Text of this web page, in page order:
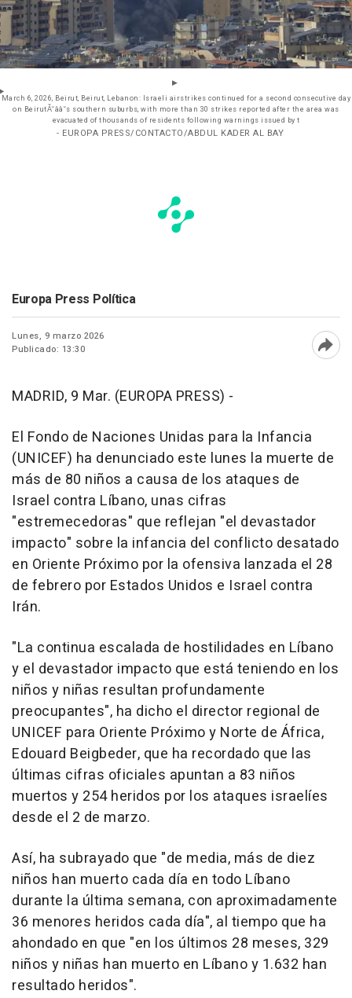
March 6, 2026, Beirut, Beirut, Lebanon: Israeli airstrikes continued for a second consecutive day
on BeirutĂ˘ââ˘s southern suburbs, with more than 30 strikes reported after the area was
evacuated of thousands of residents following warnings issued by t
- EUROPA PRESS/CONTACTO/ABDUL KADER AL BAY
Europa Press Política
Lunes, 9 marzo 2026
Publicado: 13:30
MADRID, 9 Mar. (EUROPA PRESS) -
El Fondo de Naciones Unidas para la Infancia
(UNICEF) ha denunciado este lunes la muerte de
más de 80 niños a causa de los ataques de
Israel contra Líbano, unas cifras
"estremecedoras" que reflejan "el devastador
impacto" sobre la infancia del conflicto desatado
en Oriente Próximo por la ofensiva lanzada el 28
de febrero por Estados Unidos e Israel contra
Irán.
"La continua escalada de hostilidades en Líbano
y el devastador impacto que está teniendo en los
niños y niñas resultan profundamente
preocupantes", ha dicho el director regional de
UNICEF para Oriente Próximo y Norte de África,
Edouard Beigbeder, que ha recordado que las
últimas cifras oficiales apuntan a 83 niños
muertos y 254 heridos por los ataques israelíes
desde el 2 de marzo.
Así, ha subrayado que "de media, más de diez
niños han muerto cada día en todo Líbano
durante la última semana, con aproximadamente
36 menores heridos cada día", al tiempo que ha
ahondado en que "en los últimos 28 meses, 329
niños y niñas han muerto en Líbano y 1.632 han
resultado heridos".